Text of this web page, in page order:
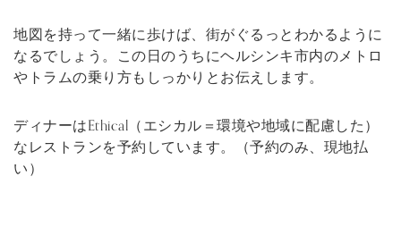
地図を持って一緒に歩けば、街がぐるっとわかるように
なるでしょう。この日のうちにヘルシンキ市内のメトロ
やトラムの乗り方もしっかりとお伝えします。
ディナーはEthical（エシカル＝環境や地域に配慮した）
なレストランを予約しています。（予約のみ、現地払
い）